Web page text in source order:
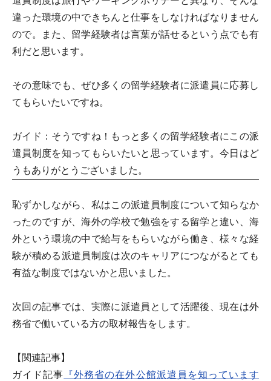
違った環境の中できちんと仕事をしなければなりません
ので。また、留学経験者は言葉が話せるという点でも有
利だと思います。
その意味でも、ぜひ多くの留学経験者に派遣員に応募し
てもらいたいですね。
ガイド： そうですね！もっと多くの留学経験者にこの派
遣員制度を知ってもらいたいと思っています。今日はど
うもありがとうございました。
恥ずかしながら、私はこの派遣員制度について知らなか
ったのですが、海外の学校で勉強をする留学と違い、海
外という環境の中で給与をもらいながら働き、様々な経
験が積める派遣員制度は次のキャリアにつながるとても
有益な制度ではないかと思いました。
次回の記事では、実際に派遣員として活躍後、現在は外
務省で働いている方の取材報告をします。
【関連記事】
ガイド記事 『外務省の在外公館派遣員を知っています